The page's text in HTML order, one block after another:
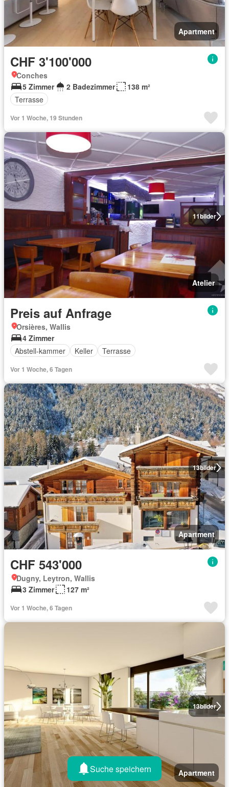
Apartment
CHF 3'100'000
Conches
5 Zimmer
2 Badezimmer
138 m²
Terrasse
Vor 1 Woche, 19 Stunden
11bilder
Atelier
Preis auf Anfrage
Orsières, Wallis
4 Zimmer
Abstell-kammer
Keller Terrasse
Vor 1 Woche, 6 Tagen
13bilder
Apartment
CHF 543'000
Dugny, Leytron, Wallis
3 Zimmer
127 m²
Vor 1 Woche, 6 Tagen
13bilder
Apartment
Suche speichern